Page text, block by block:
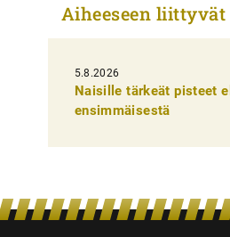
i
k
e
n
Aiheeseen
5.8.2026
Naisille tärkeät pisteet
ensimmäisestä